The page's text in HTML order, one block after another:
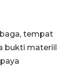
tempat
bukti materiil